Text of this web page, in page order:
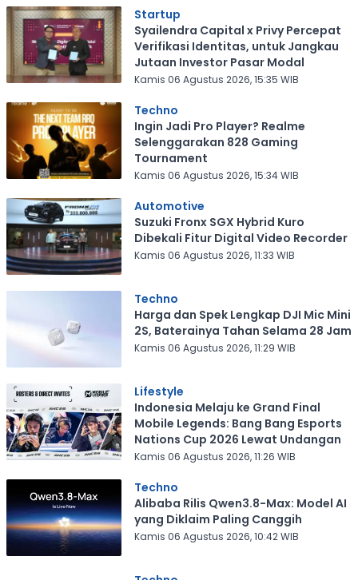
Startup
Syailendra Capital x Privy Percepat
Verifikasi Identitas, untuk Jangkau
Jutaan Investor Pasar Modal
Kamis 06 Agustus 2026, 15:35 WIB
Techno
Ingin Jadi Pro Player? Realme
Selenggarakan 828 Gaming
Tournament
Kamis 06 Agustus 2026, 15:34 WIB
Automotive
Suzuki Fronx SGX Hybrid Kuro
Dibekali Fitur Digital Video Recorder
Kamis 06 Agustus 2026, 11:33 WIB
Techno
Harga dan Spek Lengkap DJI Mic Mini
2S, Baterainya Tahan Selama 28 Jam
Kamis 06 Agustus 2026, 11:29 WIB
Lifestyle
Indonesia Melaju ke Grand Final
Mobile Legends: Bang Bang Esports
Nations Cup 2026 Lewat Undangan
Kamis 06 Agustus 2026, 11:26 WIB
Techno
Alibaba Rilis Qwen3.8-Max: Model AI
yang Diklaim Paling Canggih
Kamis 06 Agustus 2026, 10:42 WIB